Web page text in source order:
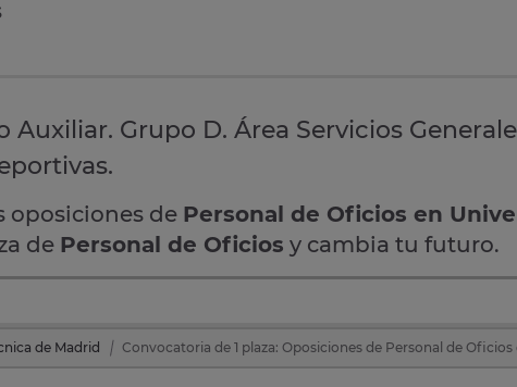
Auxiliar. Grupo D. Área Servicios
oposiciones de Personal de Oficios en
de Personal de Oficios y cambia tu futuro.
de Madrid Convocatoria de 1 plaza: Oposiciones de Personal de